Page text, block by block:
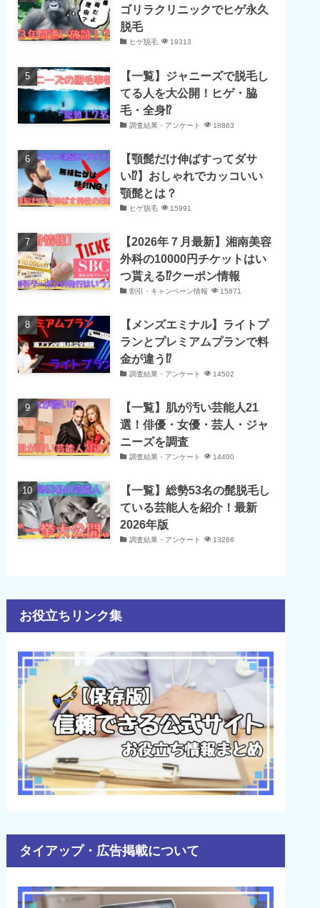
ゴリラクリニックでヒゲ永久
脱毛
ヒゲ脱毛 19313
【一覧】ジャニーズで脱毛し
てる人を大公開！ヒゲ・脇
毛・全身⁉
調査結果・アンケート 18863
【顎髭だけ伸ばすってダサ
い⁉】おしゃれでカッコいい
顎髭とは？
ヒゲ脱毛 15991
【2026年７月最新】湘南美容
外科の10000円チケットはい
つ貰える⁉クーポン情報
割引・キャンペーン情報 15871
【メンズエミナル】ライトプ
ランとプレミアムプランで料
金が違う⁉
調査結果・アンケート 14502
【一覧】肌が汚い芸能人21
選！俳優・女優・芸人・ジャ
ニーズを調査
調査結果・アンケート 14400
【一覧】総勢53名の髭脱毛し
ている芸能人を紹介！最新
2026年版
調査結果・アンケート 13266
お役立ちリンク集
タイアップ・広告掲載について